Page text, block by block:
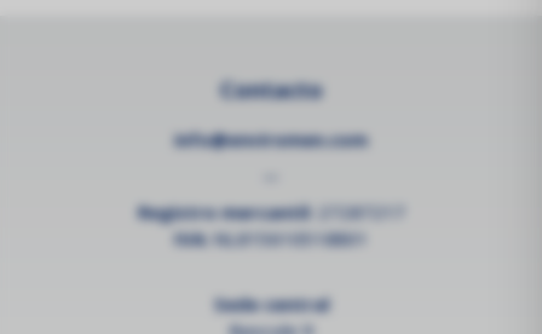
Contacto
info@enviromen.com
Registro mercantil: 27287217
IVA: NL815610518B01
Sede central